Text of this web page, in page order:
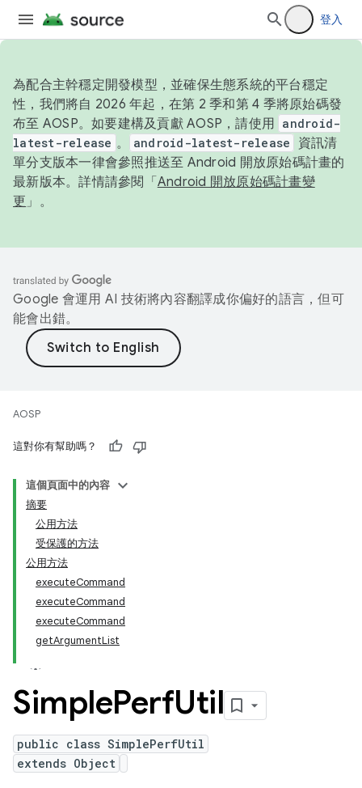
登入
為配合主幹穩定開發模型，並確保生態系統的平台穩定
性，我們將自 2026 年起，在第 2 季和第 4 季將原始碼發
布至 AOSP。如要建構及貢獻 AOSP，請使用 android-
latest-release 。 android-latest-release
資訊清
單分支版本一律會參照推送至 Android 開放原始碼計畫的
最新版本。詳情請參閱「 Android 開放原始碼計畫變
更 」。
Google 會運用 AI 技術將內容翻譯成你偏好的語言，但可
能會出錯。
AOSP
這對你有幫助嗎？
這個頁面中的內容
摘要
公用方法
受保護的方法
公用方法
executeCommand
executeCommand
executeCommand
getArgumentList
SimplePerfUtil
public class SimplePerfUtil
extends Object